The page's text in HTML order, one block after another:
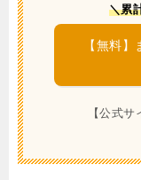
＼累
【無料
【公式サ